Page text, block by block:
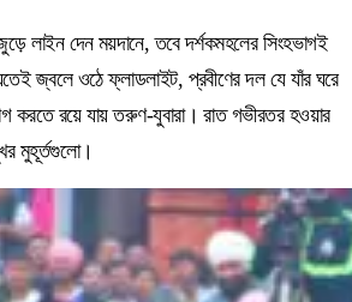
লাইন দেন ময়দানে, তবে দর্শকমহলের সিংহভাগই
জ্বলে ওঠে ফ্লাডলাইট, প্রবীণের দল যে যাঁর ঘরে
করতে রয়ে যায় তরুণ-যুবারা। রাত গভীরতর হওয়ার
মুহূর্তগুলো।